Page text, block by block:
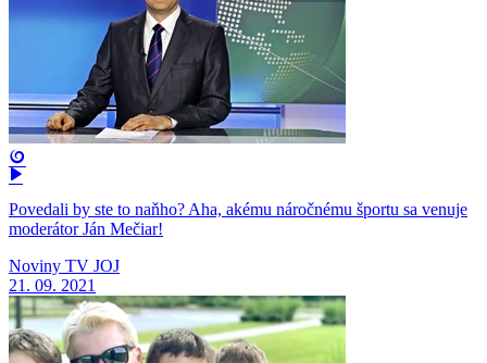
Povedali by ste to naňho? Aha, akému náročnému športu sa venuje
moderátor Ján Mečiar!
Noviny TV JOJ
21. 09. 2021